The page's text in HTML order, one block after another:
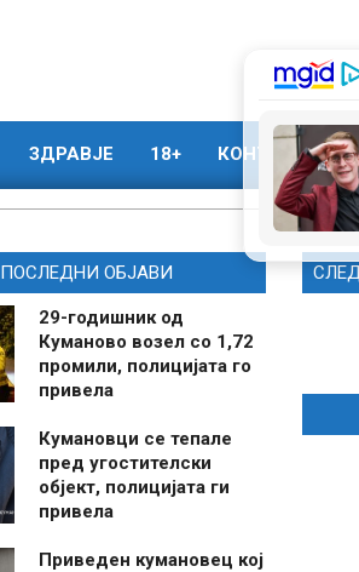
ЗДРАВЈЕ 18+ КОНТАКТ
ПОСЛЕДНИ ОБЈАВИ
29-годишник од
Куманово возел со 1,72
промили, полицијата го
привела
Кумановци се тепале
пред угостителски
објект, полицијата ги
привела
Приведен кумановец кој